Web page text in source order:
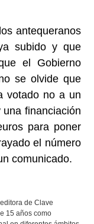
antequeranos
subido y que
el Gobierno
se olvide que
votado no a un
financiación
para poner
el número
comunicado.
de Clave
15 años como